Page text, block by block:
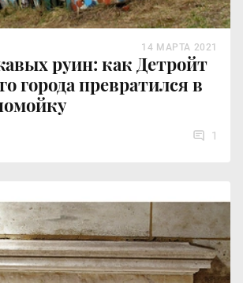
руин: как Детройт
города превратился в
14 МАРТА 2021
1